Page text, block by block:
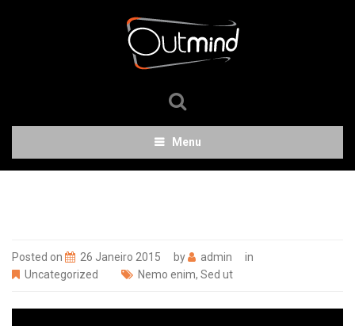
Menu
Posted on 26 Janeiro 2015 by admin
in
Uncategorized
Nemo enim, Sed ut